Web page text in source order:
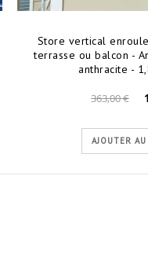
Store vertical
terrasse ou balcon -
anthracite -
363,00 €
AJOUTER